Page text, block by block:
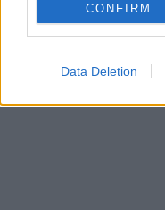
CONFIRM
Data Deletion